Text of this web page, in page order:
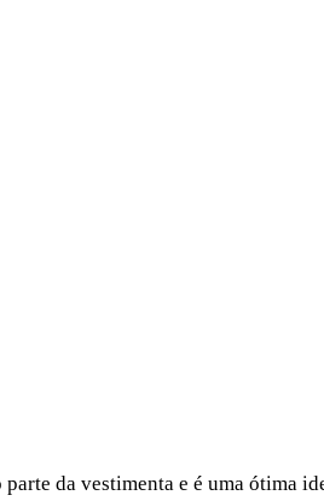
da vestimenta e é uma ótima